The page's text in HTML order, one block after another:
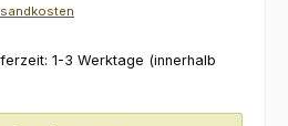
1-3 Werktage (innerhalb